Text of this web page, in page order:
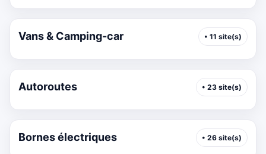
Vans & Camping-car • 11 site(s)
Autoroutes • 23 site(s)
Bornes électriques • 26 site(s)